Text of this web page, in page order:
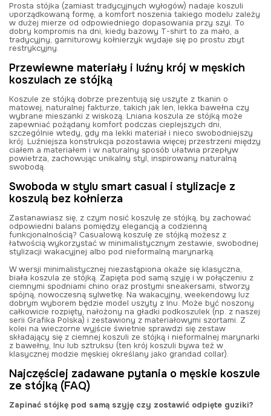
Prosta stójka (zamiast tradycyjnych wyłogów) nadaje koszuli
uporządkowaną formę, a komfort noszenia takiego modelu zależy
w dużej mierze od odpowiedniego dopasowania przy szyi. To
dobry kompromis na dni, kiedy bazowy T-shirt to za mało, a
tradycyjny, garniturowy kołnierzyk wydaje się po prostu zbyt
restrykcyjny.
Przewiewne materiały i luźny krój w męskich
koszulach ze stójką
Koszule ze stójką dobrze prezentują się uszyte z tkanin o
matowej, naturalnej fakturze, takich jak len, lekka bawełna czy
wybrane mieszanki z wiskozą. Lniana koszula ze stójką może
zapewniać pożądany komfort podczas cieplejszych dni,
szczególnie wtedy, gdy ma lekki materiał i nieco swobodniejszy
krój. Luźniejsza konstrukcja pozostawia więcej przestrzeni między
ciałem a materiałem i w naturalny sposób ułatwia przepływ
powietrza, zachowując unikalny styl, inspirowany naturalną
swobodą.
Swoboda w stylu smart casual i stylizacje z
koszulą bez kołnierza
Zastanawiasz się, z czym nosić koszulę ze stójką, by zachować
odpowiedni balans pomiędzy elegancją a codzienną
funkcjonalnością? Casualową koszulę ze stójką możesz z
łatwością wykorzystać w minimalistycznym zestawie, swobodnej
stylizacji wakacyjnej albo pod nieformalną marynarką.
W wersji minimalistycznej niezastąpiona okaże się klasyczna,
biała koszula ze stójką. Zapięta pod samą szyję i w połączeniu z
ciemnymi spodniami chino oraz prostymi sneakersami, stworzy
spójną, nowoczesną sylwetkę. Na wakacyjny, weekendowy luz
dobrym wyborem będzie model uszyty z lnu. Może być noszony
całkowicie rozpięty, nałożony na gładki podkoszulek (np. z naszej
serii Grafika Polska) i zestawiony z materiałowymi szortami. Z
kolei na wieczorne wyjście świetnie sprawdzi się zestaw
składający się z ciemnej koszuli ze stójką i nieformalnej marynarki
z bawełny, lnu lub sztruksu (ten krój koszuli bywa też w
klasycznej modzie męskiej określany jako grandad collar).
Najczęściej zadawane pytania o męskie koszule
ze stójką (FAQ)
Zapinać stójkę pod samą szyję czy zostawić odpięte guziki?